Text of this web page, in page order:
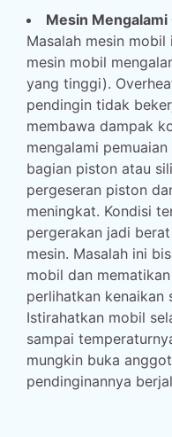
Mesin
Masalah mesin
mesin mobil
yang tinggi).
pendingin tidak
membawa dampak
mengalami
bagian piston atau
pergeseran piston
meningkat. Kondisi
pergerakan jadi
mesin. Masalah ini
mobil dan
perlihatkan kenaikan
Istirahatkan mobil
sampai
mungkin buka
pendinginannya